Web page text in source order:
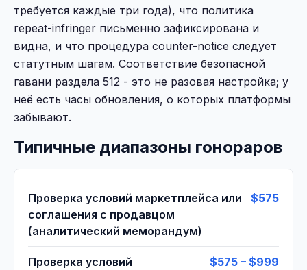
требуется каждые три года), что политика
repeat-infringer письменно зафиксирована и
видна, и что процедура counter-notice следует
статутным шагам. Соответствие безопасной
гавани раздела 512 - это не разовая настройка; у
неё есть часы обновления, о которых платформы
забывают.
Типичные диапазоны гонораров
Проверка условий маркетплейса или
соглашения с продавцом
(аналитический меморандум)
$575
Проверка условий
$575 – $999